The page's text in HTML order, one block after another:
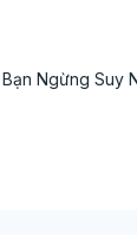
Ngừng Suy